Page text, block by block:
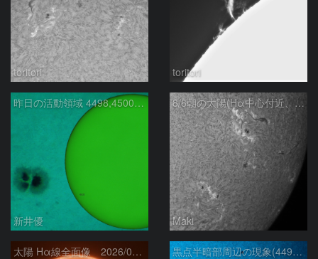
toritori toritori
昨日の活動領域 4498,4500：2026/08/05
新井優
8/6朝の太陽(Hα中心付近、4498、4502付近)
Maki
太陽 Hα線全面像 2026/08/06 黒点半暗部周辺の現象(4498、4502付近)8/6